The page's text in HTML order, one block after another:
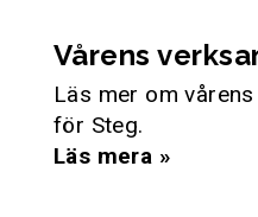
Vårens
Läs mer om
för Steg.
Läs mera »